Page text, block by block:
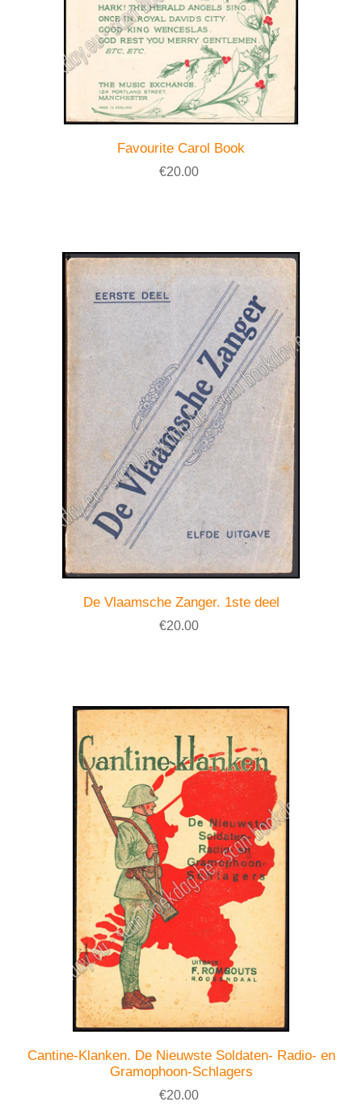
Favourite Carol Book
€20.00
De Vlaamsche Zanger. 1ste deel
€20.00
Cantine-Klanken. De Nieuwste Soldaten- Radio- en
Gramophoon-Schlagers
€20.00